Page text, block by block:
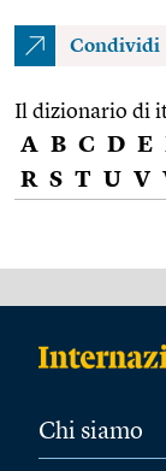
Condividi
Il dizionario di
A B C D E
R S T U V
Chi siamo